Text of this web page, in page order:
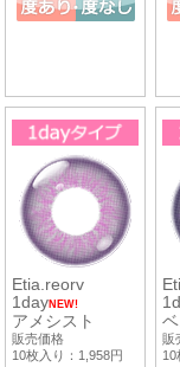
Etia.reorv
1dayNEW!
アメシスト
販売価格
10枚入り：1,958円
販
10